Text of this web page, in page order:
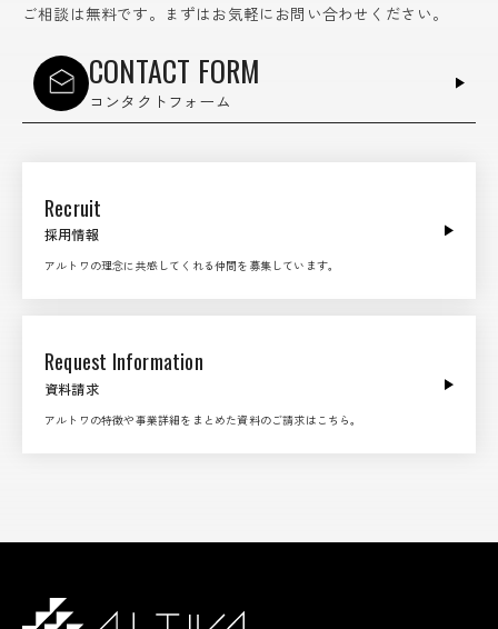
ご相談は無料です。まずはお気軽にお問い合わせください。
CONTACT FORM
コンタクトフォーム
Recruit
採用情報
アルトワの理念に共感してくれる仲間を募集しています。
Request Information
資料請求
アルトワの特徴や事業詳細をまとめた資料のご請求はこちら。